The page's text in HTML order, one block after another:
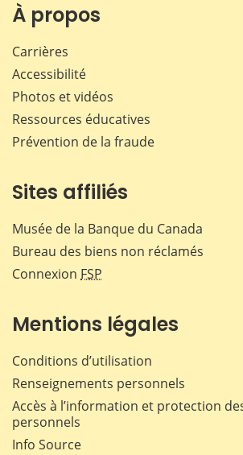
À propos
Carrières
Accessibilité
Photos et vidéos
Ressources éducatives
Prévention de la fraude
Sites affiliés
Musée de la Banque du Canada
Bureau des biens non réclamés
Connexion FSP
Mentions légales
Conditions d’utilisation
Renseignements personnels
Accès à l’information et protection
personnels
Info Source